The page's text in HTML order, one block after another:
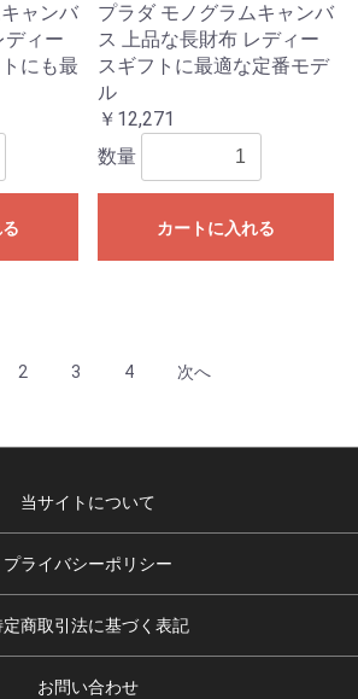
ャンバ
ディー
にも最
プラダ モノグラムキャンバ
ス 上品な長財布 レディー
スギフトに最適な定番モデ
ル
￥12,271
数量
カートに入れる
2 3 4 次へ
当サイトについて
プライバシーポリシー
定商取引法に基づく表記
お問い合わせ